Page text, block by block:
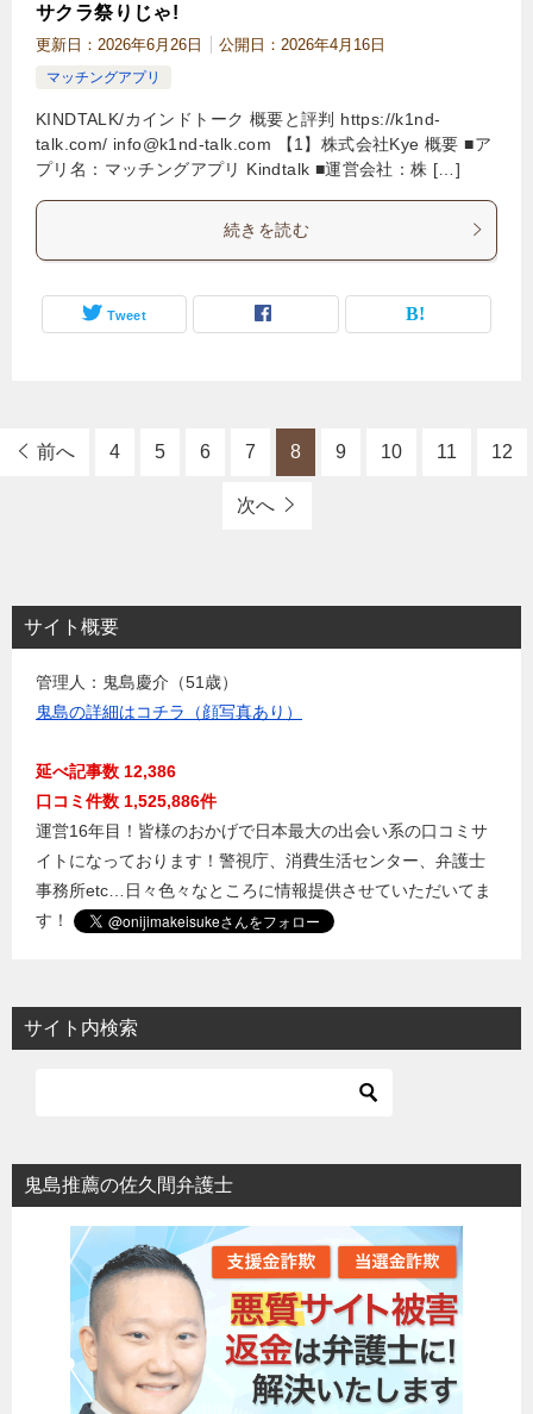
サクラ祭りじゃ!
更新日： 2026年6月26日 公開日： 2026年4月16日
マッチングアプリ
KINDTALK/カインドトーク 概要と評判 https://k1nd-
talk.com/ info@k1nd-talk.com 【1】株式会社Kye 概要 ■ア
プリ名：マッチングアプリ Kindtalk ■運営会社：株 […]
続きを読む
Tweet
前へ 4 5 6 7 8 9 10 11 12
次へ
サイト概要
管理人：鬼島慶介（51歳）
鬼島の詳細はコチラ（顔写真あり）
延べ記事数 12,386
口コミ件数 1,525,886件
運営16年目！皆様のおかげで日本最大の出会い系の口コミサ
イトになっております！警視庁、消費生活センター、弁護士
事務所etc…日々色々なところに情報提供させていただいてま
す！
サイト内検索
鬼島推薦の佐久間弁護士